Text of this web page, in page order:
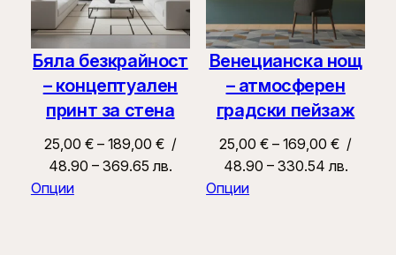
Бяла безкрайност
– концептуален
принт за стена
25,00 € – 189,00 €Price
range:
25,00 €
/
48.90 – 369.65 лв.
Опции
Венецианска нощ
– атмосферен
градски пейзаж
25,00€ – 169,00€Price
range:
/
48.90 – 330.54 лв.
Опции